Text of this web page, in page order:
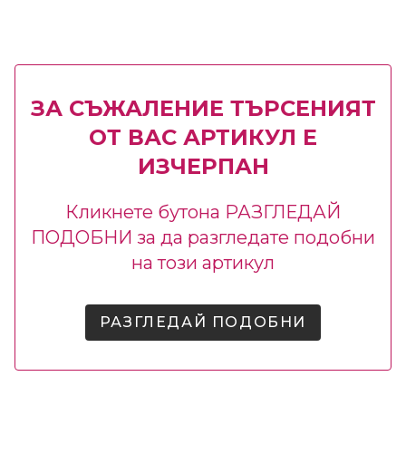
ЗА СЪЖАЛЕНИЕ ТЪРСЕНИЯТ
ОТ ВАС АРТИКУЛ Е
ИЗЧЕРПАН
Кликнете бутона РАЗГЛЕДАЙ
ПОДОБНИ за да разгледате подобни
на този артикул
РАЗГЛЕДАЙ ПОДОБНИ